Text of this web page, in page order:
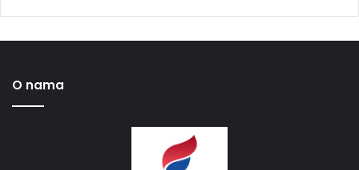
O nama